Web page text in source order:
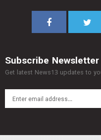
Subscribe Newsletter
Get latest News13 updates to